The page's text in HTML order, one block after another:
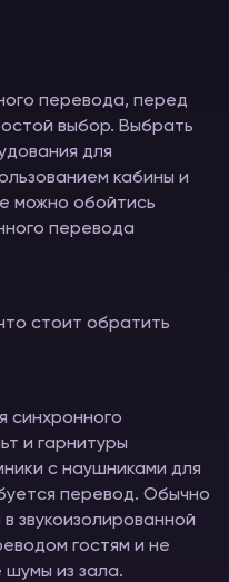
перевода, перед
выбор. Выбрать
для
кабины и
можно обойтись
перевода
стоит обратить
синхронного
и гарнитуры
с наушниками для
перевод. Обычно
звукоизолированной
гостям и не
шумы из зала.